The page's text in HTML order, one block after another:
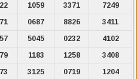
1059 3371
7249
0687 8826
3411
5045 0232
4102
1183 1258
3408
3125 0719
1204